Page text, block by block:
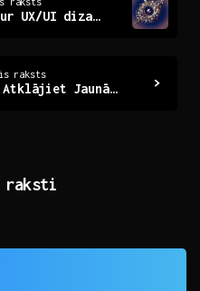
raksts
Radošs ceļojums caur UX/UI dizaina pasauli un tās būtību
raksts
Jaunumu Raksti: Atklājiet Jaunākās Tendences un Notikumu
raksti